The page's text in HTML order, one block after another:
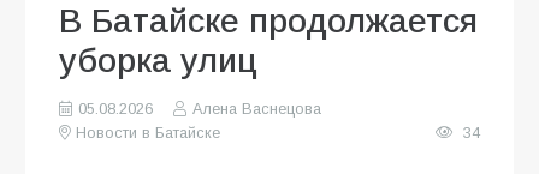
В Батайске продолжается
уборка улиц
05.08.2026
Алена Васнецова
Новости в Батайске
34